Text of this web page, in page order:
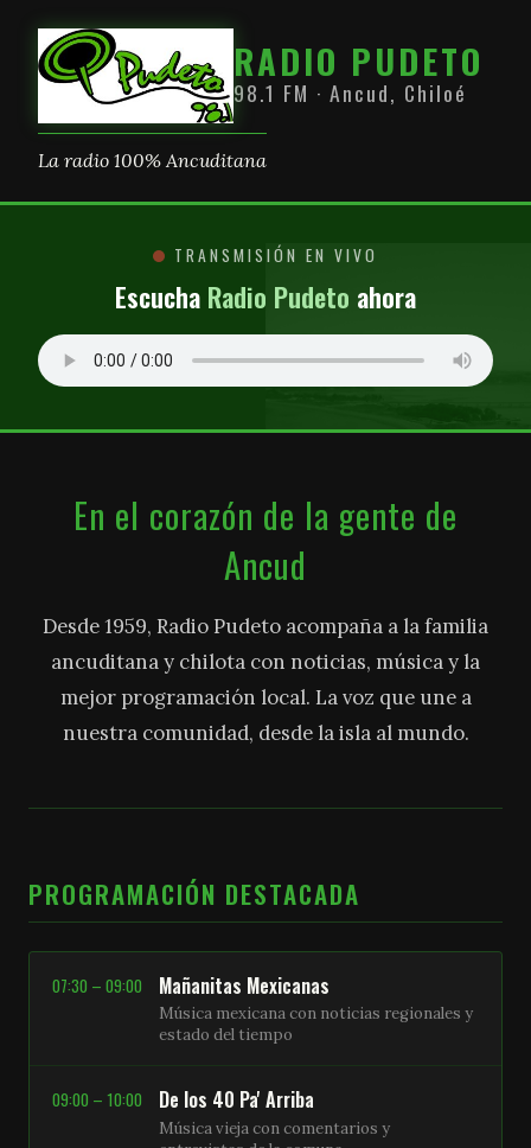
RADIO PUDETO
98.1 FM · Ancud, Chiloé
La radio 100% Ancuditana
TRANSMISIÓN EN VIVO
Escucha Radio Pudeto ahora
En el corazón de la gente de
Ancud
Desde 1959, Radio Pudeto acompaña a la familia
ancuditana y chilota con noticias, música y la
mejor programación local. La voz que une a
nuestra comunidad, desde la isla al mundo.
PROGRAMACIÓN DESTACADA
07:30 – 09:00 Mañanitas Mexicanas
Música mexicana con noticias regionales y
estado del tiempo
09:00 – 10:00 De los 40 Pa' Arriba
Música vieja con comentarios y